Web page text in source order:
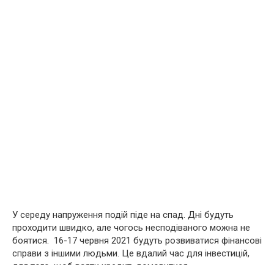
У середу напруження подій піде на спад. Дні будуть
проходити швидко, але чогось несподіваного можна не
боятися. 16-17 червня 2021 будуть розвиватися фінансові
справи з іншими людьми. Це вдалий час для інвестицій,